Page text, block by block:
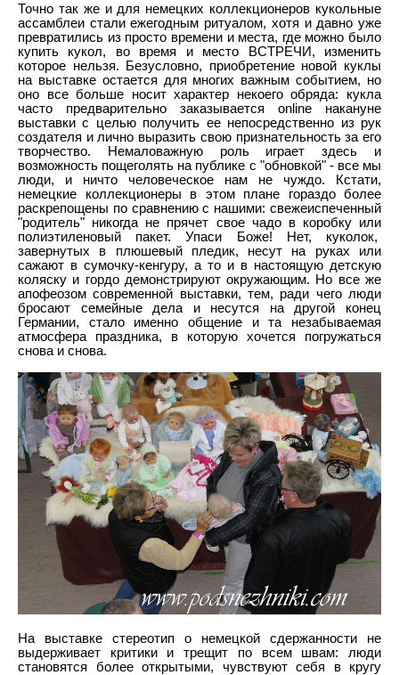
Точно так же и для немецких коллекционеров кукольные
ассамблеи стали ежегодным ритуалом, хотя и давно уже
превратились из просто времени и места, где можно было
купить кукол, во время и место ВСТРЕЧИ, изменить
которое нельзя. Безусловно, приобретение новой куклы
на выставке остается для многих важным событием, но
оно все больше носит характер некоего обряда: кукла
часто предварительно заказывается online накануне
выставки с целью получить ее непосредственно из рук
создателя и лично выразить свою признательность за его
творчество. Немаловажную роль играет здесь и
возможность пощеголять на публике с "обновкой" - все мы
люди, и ничто человеческое нам не чуждо. Кстати,
немецкие коллекционеры в этом плане гораздо более
раскрепощены по сравнению с нашими: свежеиспеченный
"родитель" никогда не прячет свое чадо в коробку или
полиэтиленовый пакет. Упаси Боже! Нет, куколок,
завернутых в плюшевый пледик, несут на руках или
сажают в сумочку-кенгуру, а то и в настоящую детскую
коляску и гордо демонстрируют окружающим. Но все же
апофеозом современной выставки, тем, ради чего люди
бросают семейные дела и несутся на другой конец
Германии, стало именно общение и та незабываемая
атмосфера праздника, в которую хочется погружаться
снова и снова.
На выставке стереотип о немецкой сдержанности не
выдерживает критики и трещит по всем швам: люди
становятся более открытыми, чувствуют себя в кругу